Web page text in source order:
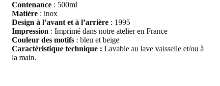
Contenance : 500ml
Matière : inox
Design à l’avant et à l’arrière : 1995
Impression : Imprimé dans notre atelier en France
Couleur des motifs : bleu et beige
Caractéristique technique : Lavable au lave vaisselle et/ou à
la main.